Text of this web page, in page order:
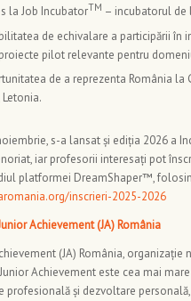
la Job IncubatorTM – incubatorul de
de echivalare a participării în
pilot relevante pentru
de a reprezenta România
Letonia.
s-a lansat și ediția 2026 a
iar profesorii interesați pot
platformei DreamShaper™,
inscrieri-2025-2026
Achievement (JA) România
(JA) România, organizație
Achievement este cea mai
profesională și dezvoltare